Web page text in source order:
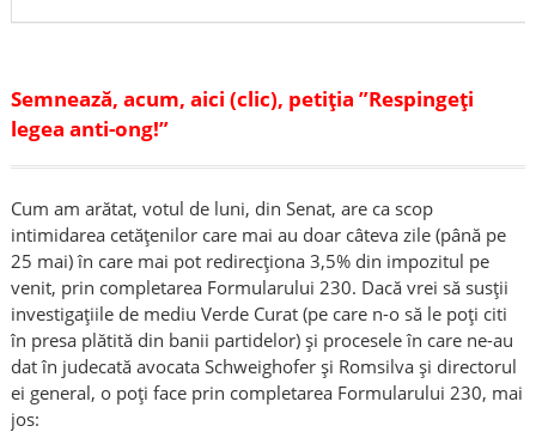
Semnează, acum, aici (clic), petiția ”Respingeți
legea anti-ong!”
Cum am arătat, votul de luni, din Senat, are ca scop
intimidarea cetățenilor care mai au doar câteva zile (până pe
25 mai) în care mai pot redirecționa 3,5% din impozitul pe
venit, prin completarea Formularului 230. Dacă vrei să susții
investigațiile de mediu Verde Curat (pe care n-o să le poți citi
în presa plătită din banii partidelor) și procesele în care ne-au
dat în judecată avocata Schweighofer și Romsilva și directorul
ei general, o poți face prin completarea Formularului 230, mai
jos: